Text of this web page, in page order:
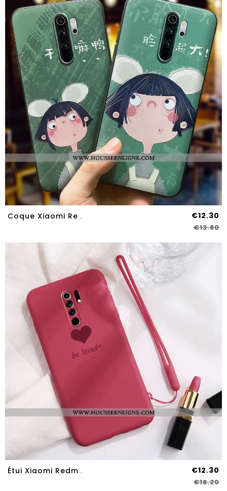
Coque Xiaomi Redmi 9 Personnalité Créatif Petit Tout Compris Protection Dessin Animé Verte €12.30
€13.80
Étui Xiaomi Redmi 9 Protection Ornements Suspendus Petit Rouge Silicone Amoureux Incassable €12.30
€18.20